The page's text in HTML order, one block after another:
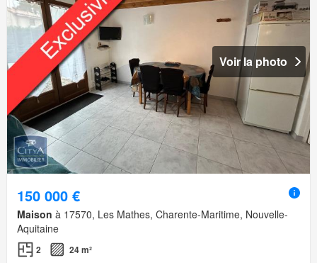
Voir la photo
150 000 €
Maison à 17570, Les Mathes, Charente-Maritime, Nouvelle-
Aquitaine
2 24 m²